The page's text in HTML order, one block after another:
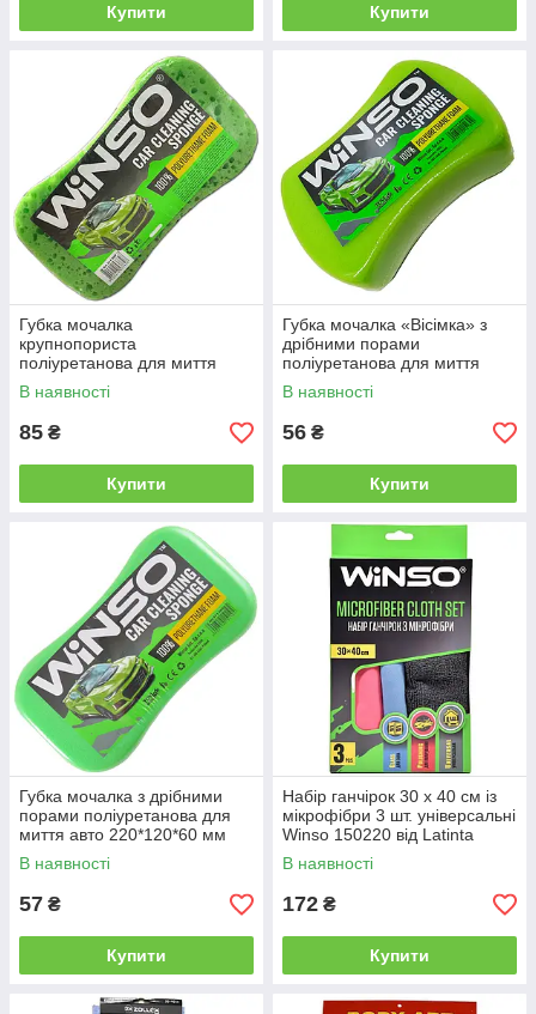
Купити Купити
Губка мочалка
крупнопориста
поліуретанова для миття
авто 220*160*60 мм Winso
151400 від Latinta
В наявності
85 ₴
Купити
Губка мочалка «Вісімка» з
дрібними порами
поліуретанова для миття
авто 220*140*60 мм Winso
151300 від Latinta
В наявності
56 ₴
Купити
Губка мочалка з дрібними
порами поліуретанова для
миття авто 220*120*60 мм
Winso 151100 від Latinta
В наявності
57 ₴
Купити
Набір ганчірок 30 x 40 см із
мікрофібри 3 шт. універсальні
Winso 150220 від Latinta
В наявності
172 ₴
Купити